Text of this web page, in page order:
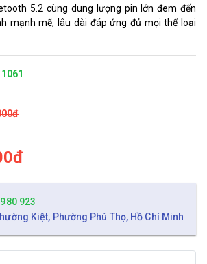
5.2 cùng dung lượng pin lớn đem đến
mạnh mẽ, lâu dài đáp ứng đủ mọi thể loại
923
Kiệt, Phường Phú Thọ, Hồ Chí Minh